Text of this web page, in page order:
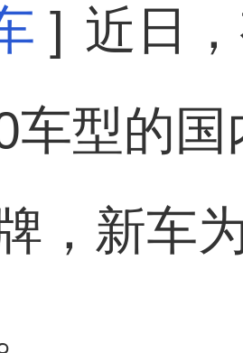
] 近日
车型的
，新车